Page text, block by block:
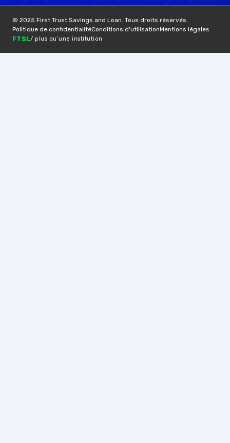
© 2025 First Trust Savings and Loan. Tous droits réservés.
Politique de confidentialitéConditions d'utilisationMentions légales
FTSL/ plus qu’une institution